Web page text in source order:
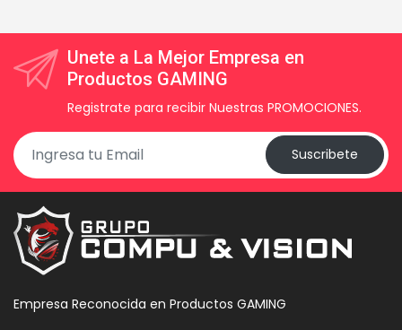
RAIDMAX
NZXT
Unete a La Mejor Empresa en
Productos GAMING
Registrate para recibir Nuestras PROMOCIONES.
Suscribete
Empresa Reconocida en Productos GAMING